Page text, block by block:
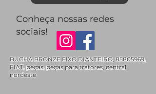
Conheça nossas redes
sociais!
BUCHA BRONZE EIXO DIANTEIRO,85805969,
FIAT, peças, peças para tratores, central
nordeste